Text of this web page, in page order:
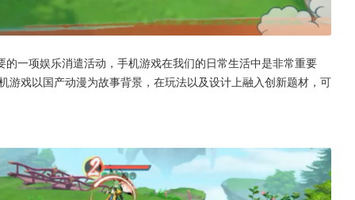
一项娱乐消遣活动，手机游戏在我们的日常生活中是非常重要
戏以国产动漫为故事背景，在玩法以及设计上融入创新题材，可